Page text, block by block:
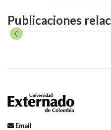
Publicaciones
Email